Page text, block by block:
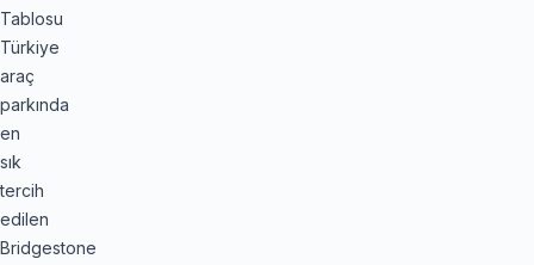
Tablosu
Türkiye
araç
parkında
en
sık
tercih
edilen
Bridgestone